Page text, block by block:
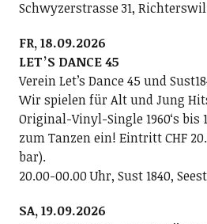
Schwyzerstrasse 31, Richterswil
FR, 18.09.2026
LETʼS DANCE 45
Verein Letʼs Dance 45 und
Wir spielen für Alt und Jung
Original-Vinyl-Single 1960ʻs bis
zum Tanzen ein! Eintritt CHF
bar).
20.00-00.00 Uhr, Sust 1840,
SA, 19.09.2026